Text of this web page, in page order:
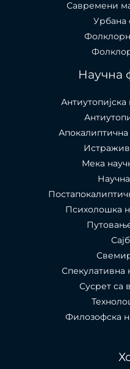
Савремени
Урбана
Научна
Антиутопијска
Апокалиптична
Мека
Психолошка
Спекулативна
Сусрет са
Филозофска